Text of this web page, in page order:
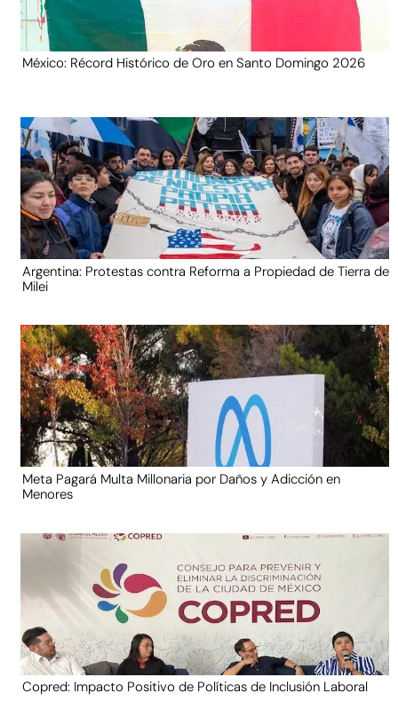
México: Récord Histórico de Oro en Santo Domingo 2026
Argentina: Protestas contra Reforma a Propiedad de Tierra de
Milei
Meta Pagará Multa Millonaria por Daños y Adicción en
Menores
Copred: Impacto Positivo de Políticas de Inclusión Laboral